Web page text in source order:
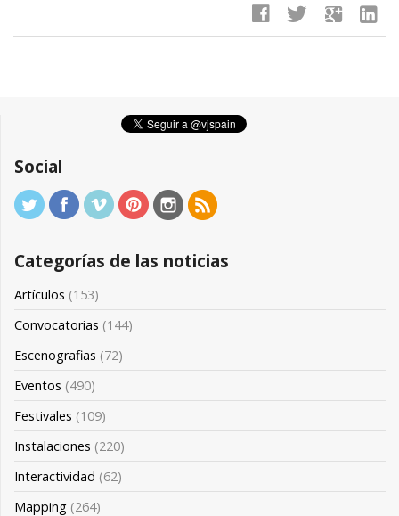
facebook twitter google linkedin
Social
Categorías de las noticias
Artículos (153)
Convocatorias (144)
Escenografias (72)
Eventos (490)
Festivales (109)
Instalaciones (220)
Interactividad (62)
Mapping (264)